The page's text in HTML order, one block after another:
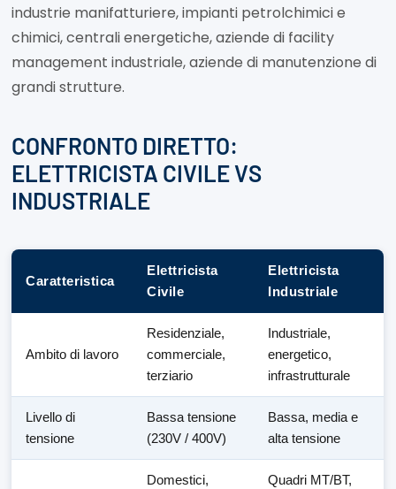
industrie manifatturiere, impianti petrolchimici e
chimici, centrali energetiche, aziende di facility
management industriale, aziende di manutenzione di
grandi strutture.
CONFRONTO DIRETTO:
ELETTRICISTA CIVILE VS
INDUSTRIALE
Caratteristica
Elettricista
Civile
Elettricista
Industriale
Ambito di lavoro
Residenziale,
commerciale,
terziario
Industriale,
energetico,
infrastrutturale
Livello di
tensione
Bassa tensione
(230V / 400V)
Bassa, media e
alta tensione
Domestici, Quadri MT/BT,